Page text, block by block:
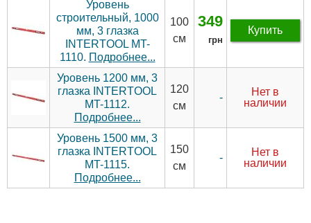
Уровень
строительный, 1000
мм, 3 глазка
INTERTOOL MT-
1110. Подробнее...
100
см
349
грн
Купить
Уровень 1200 мм, 3
глазка INTERTOOL
MT-1112.
Подробнее...
120
см
-
Нет в
наличии
Уровень 1500 мм, 3
глазка INTERTOOL
MT-1115.
Подробнее...
150
см
-
Нет в
наличии